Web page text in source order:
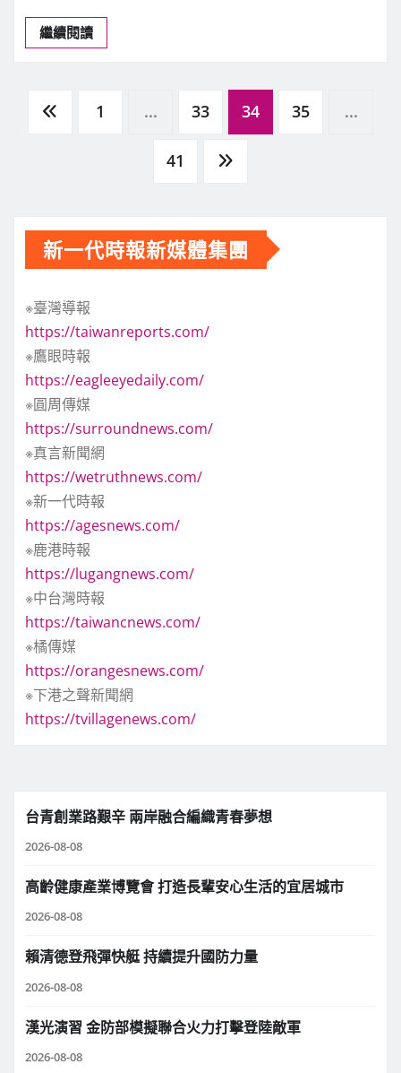
繼續閱讀
分
頁
1 ... 33 34 35 ...
41
新一代時報新媒體集團
※臺灣導報
https://taiwanreports.com/
※鷹眼時報
https://eagleeyedaily.com/
※圓周傳媒
https://surroundnews.com/
※真言新聞網
https://wetruthnews.com/
※新一代時報
https://agesnews.com/
※鹿港時報
https://lugangnews.com/
※中台灣時報
https://taiwancnews.com/
※橘傳媒
https://orangesnews.com/
※下港之聲新聞網
https://tvillagenews.com/
台青創業路艱辛 兩岸融合編織青春夢想
2026-08-08
高齡健康產業博覽會 打造長輩安心生活的宜居城市
2026-08-08
賴清德登飛彈快艇 持續提升國防力量
2026-08-08
漢光演習 金防部模擬聯合火力打擊登陸敵軍
2026-08-08